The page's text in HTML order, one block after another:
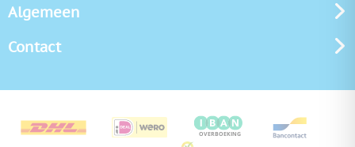
Algemeen
Contact